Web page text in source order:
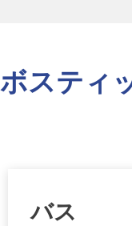
ボスティ
バス